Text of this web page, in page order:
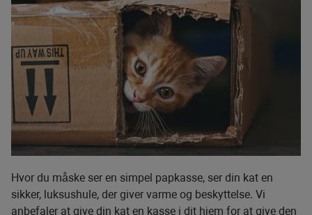
Hvor du måske ser en simpel papkasse, ser din kat en
sikker, luksushule, der giver varme og beskyttelse. Vi
anbefaler at give din kat en kasse i dit hjem for at give den